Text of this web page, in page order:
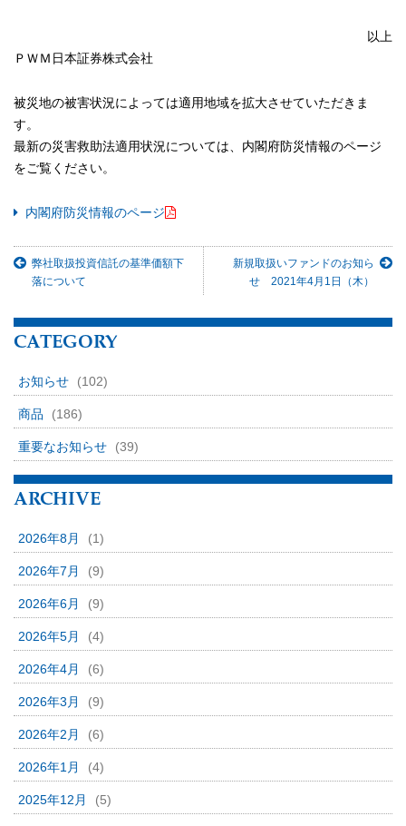
以上
ＰＷＭ日本証券株式会社
被災地の被害状況によっては適用地域を拡大させていただきま
す。
最新の災害救助法適用状況については、内閣府防災情報のページ
をご覧ください。
内閣府防災情報のページ
弊社取扱投資信託の基準価額下
落について
新規取扱いファンドのお知ら
せ 2021年4月1日（木）
CATEGORY
お知らせ (102)
商品 (186)
重要なお知らせ (39)
ARCHIVE
2026年8月 (1)
2026年7月 (9)
2026年6月 (9)
2026年5月 (4)
2026年4月 (6)
2026年3月 (9)
2026年2月 (6)
2026年1月 (4)
2025年12月 (5)